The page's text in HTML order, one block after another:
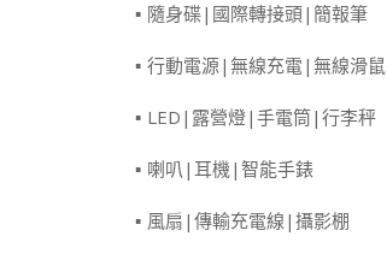
隨身碟|國際轉接頭|簡報筆
行動電源|無線充電|無線滑鼠
LED|露營燈|手電筒|行李秤
喇叭|耳機|智能手錶
風扇|傳輸充電線|攝影棚